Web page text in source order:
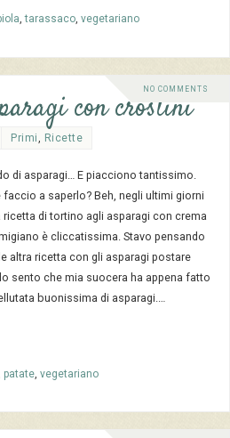
,tarassaco, vegetariano
NO COMMENTS
con crostini
Primi, Ricette
di asparagi… E piacciono tantissimo.
faccio a saperlo? Beh, negli ultimi giorni
ricetta di tortino agli asparagi con crema
è cliccatissima. Stavo pensando
altra ricetta con gli asparagi postare
sento che mia suocera ha appena fatto
buonissima di asparagi.…
patate, vegetariano